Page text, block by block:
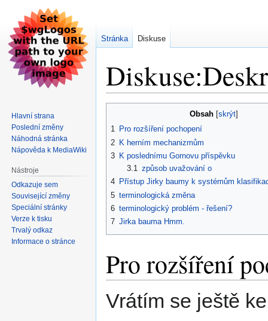
Obsah
1 Pro rozšíření pochopení
2 K herním mechanizmům
3 K poslednímu Gornovu příspěvku
3.1 způsob uvažování o
4 Přístup Jirky baumy k systémům
5 terminologická změna
6 terminologický problém - řešení?
7 Jirka bauma Hmm.
Pro rozšíření
Vrátím se ještě
Stránka Diskuse
Hlavní strana
Poslední změny
Náhodná stránka
Nápověda k MediaWiki
Nástroje
Odkazuje sem
Související změny
Speciální stránky
Verze k tisku
Trvalý odkaz
Informace o stránce